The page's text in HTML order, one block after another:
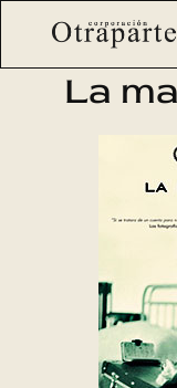
Saltar
contenido
Otraparte.org
La